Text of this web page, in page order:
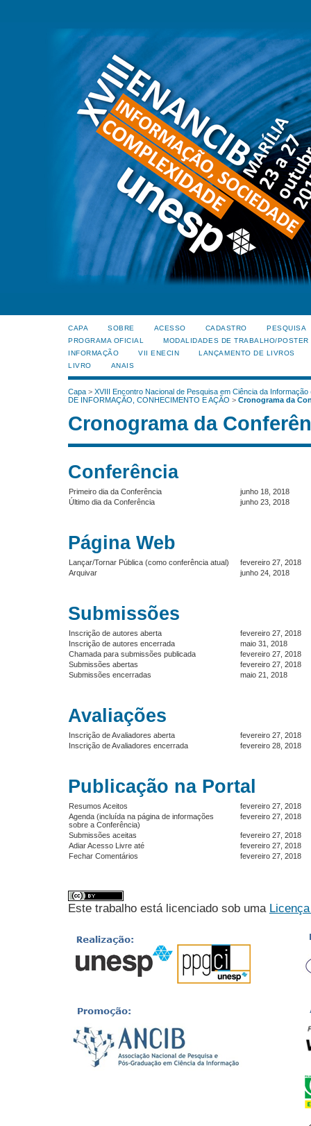
CAPA SOBRE ACESSO CADASTRO
PESQUISA
PROGRAMA OFICIAL
MODALIDADES DE TRABALHO/POSTER
INFORMAÇÃO
VII ENECIN
LANÇAMENTO DE LIVROS
LIVRO
ANAIS
Capa > XVIII Encontro Nacional de Pesquisa em Ciência da Informação
DE INFORMAÇÃO, CONHECIMENTO E AÇÃO > Cronograma da
Cronograma da
Conferência
Primeiro dia da Conferência
junho 18, 2018
Último dia da Conferência
junho 23, 2018
Página Web
Lançar/Tornar Pública (como conferência atual)
fevereiro 27, 2018
Arquivar
junho 24, 2018
Submissões
Inscrição de autores aberta
fevereiro 27, 2018
Inscrição de autores encerrada
maio 31, 2018
Chamada para submissões publicada
fevereiro 27, 2018
Submissões abertas
fevereiro 27, 2018
Submissões encerradas
maio 21, 2018
Avaliações
Inscrição de Avaliadores aberta
fevereiro 27, 2018
Inscrição de Avaliadores encerrada
fevereiro 28, 2018
Publicação na Portal
Resumos Aceitos
fevereiro 27, 2018
Agenda (incluída na página de informações
sobre a Conferência)
fevereiro 27, 2018
Submissões aceitas
fevereiro 27, 2018
Adiar Acesso Livre até
fevereiro 27, 2018
Fechar Comentários
fevereiro 27, 2018
Este trabalho está licenciado sob uma